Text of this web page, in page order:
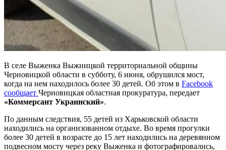
В селе Выженка Выжницкой территориальной общины
Черновицкой области в субботу, 6 июня, обрушился мост,
когда на нем находилось более 30 детей. Об этом в Facebook
сообщает Черновицкая областная прокуратура, передает
«Коммерсант Украинский».
По данным следствия, 55 детей из Харьковской области
находились на организованном отдыхе. Во время прогулки
более 30 детей в возрасте до 15 лет находились на деревянном
подвесном мосту через реку Выженка и фотографировались,